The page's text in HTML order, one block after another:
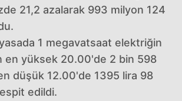
21,2 azalarak 993 milyon 124
1 megavatsaat elektriğin
en yüksek 20.00'de 2 bin 598
düşük 12.00'de 1395 lira 98
edildi.